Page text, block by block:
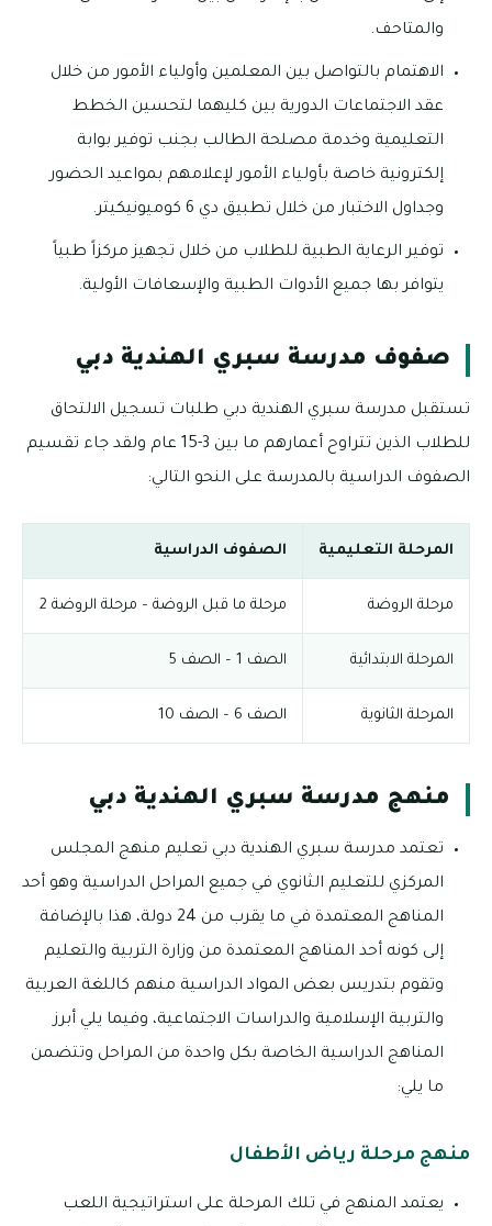
والمتاحف.
الاهتمام بالتواصل بين المعلمين وأولياء الأمور من خلال
عقد الاجتماعات الدورية بين كليهما لتحسين الخطط
التعليمية وخدمة مصلحة الطالب بجنب توفير بوابة
إلكترونية خاصة بأولياء الأمور لإعلامهم بمواعيد الحضور
وجداول الاختبار من خلال تطبيق دي 6 كوميونيكيتر.
توفير الرعاية الطبية للطلاب من خلال تجهيز مركزاً طبياً
يتوافر بها جميع الأدوات الطبية والإسعافات الأولية.
صفوف مدرسة سبري الهندية دبي
تستقبل مدرسة سبري الهندية دبي طلبات تسجيل الالتحاق
للطلاب الذين تتراوح أعمارهم ما بين 3-15 عام ولقد جاء تقسيم
الصفوف الدراسية بالمدرسة على النحو التالي:
المرحلة التعليمية الصفوف الدراسية
مرحلة الروضة مرحلة ما قبل الروضة – مرحلة الروضة 2
المرحلة الابتدائية الصف 1 – الصف 5
المرحلة الثانوية الصف 6 – الصف 10
منهج مدرسة سبري الهندية دبي
تعتمد مدرسة سبري الهندية دبي تعليم منهج المجلس
المركزي للتعليم الثانوي في جميع المراحل الدراسية وهو أحد
المناهج المعتمدة في ما يقرب من 24 دولة، هذا بالإضافة
إلى كونه أحد المناهج المعتمدة من وزارة التربية والتعليم
وتقوم بتدريس بعض المواد الدراسية منهم كاللغة العربية
والتربية الإسلامية والدراسات الاجتماعية، وفيما يلي أبرز
المناهج الدراسية الخاصة بكل واحدة من المراحل وتتضمن
ما يلي:
منهج مرحلة رياض الأطفال
يعتمد المنهج في تلك المرحلة على استراتيجية اللعب